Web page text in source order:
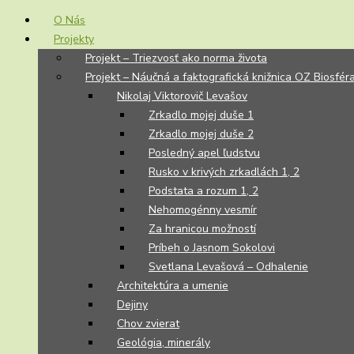
O Nás
Projekty
Projekt – Triezvosť ako norma života
Projekt – Náučná a faktografická knižnica OZ
Nikolaj Viktorovič Levašov
Zrkadlo mojej duše 1
Zrkadlo mojej duše 2
Posledný apel ľudstvu
Rusko v krivých zrkadlách 1, 2
Podstata a rozum 1, 2
Nehomogénny vesmír
Za hranicou možností
Príbeh o Jasnom Sokolovi
Svetlana Levašová – Odhalenie
Architektúra a umenie
Dejiny
Chov zvierat
Geológia, minerály